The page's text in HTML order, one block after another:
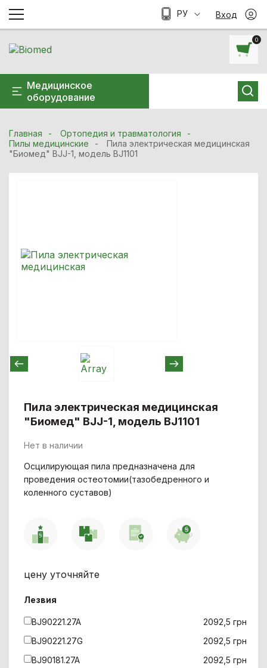
0
Медицинское
оборудование
РУ Вход
Главная
Ортопедия и травматология
Пилы медицинские
Пила электрическая медицинская
"Биомед" ВJJ-1, модель BJ1101
Пила электрическая медицинская
"Биомед" ВJJ-1, модель BJ1101
Нет в наличии
Осцилирующая пила предназначена для
проведения остеотомии(тазобедренного и
коленного суставов)
цену уточняйте
Лезвия
BJ90221.27A
2092,5 грн
BJ90221.27G
2092,5 грн
BJ90181.27A
2092,5 грн